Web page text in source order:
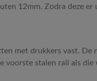
12mm. Zodra deze er
met drukkers vast. De
voorste stalen rail als die